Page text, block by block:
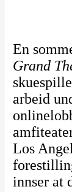
En
Grand
arbeid
Los
innser at